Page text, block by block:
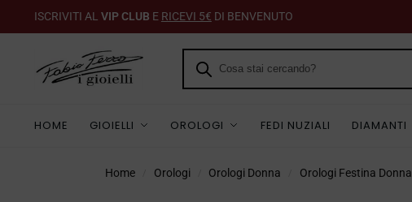
ISCRIVITI AL VIP CLUB E RICEVI 5€ DI BENVENUTO
HOME GIOIELLI OROLOGI FEDI NUZIALI DIAMANTI
Home Orologi Orologi Donna Orologi Festina Donna